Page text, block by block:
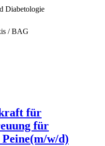
Diabetologie
/ BAG
für
für
w/d)